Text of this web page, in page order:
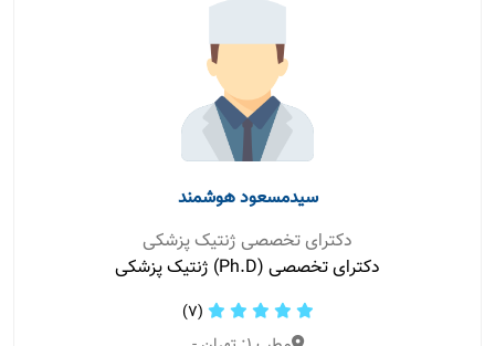
سیدمسعود هوشمند
دکترای تخصصی ژنتیک پزشکی
دکترای تخصصی (Ph.D) ژنتیک پزشکی
(7)